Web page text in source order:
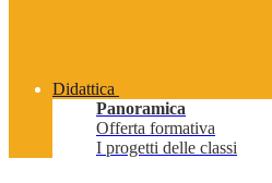
Didattica
Panoramica
Offerta formativa
I progetti delle classi